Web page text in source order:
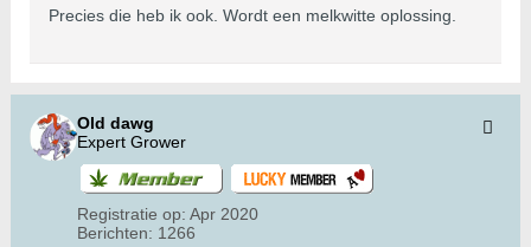
Precies die heb ik ook. Wordt een melkwitte oplossing.
Old dawg
Expert Grower
Registratie op: Apr 2020
Berichten: 1266